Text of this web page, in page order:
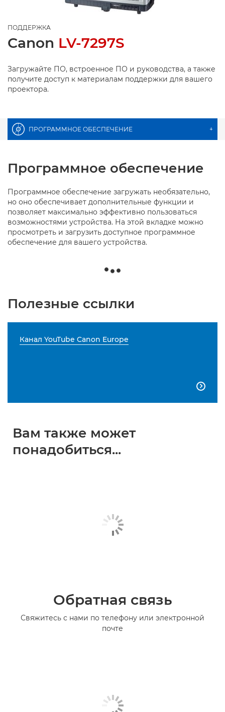
ПОДДЕРЖКА
Canon LV-7297S
Загружайте ПО, встроенное ПО и руководства, а также
получите доступ к материалам поддержки для вашего
проектора.
ПРОГРАММНОЕ ОБЕСПЕЧЕНИЕ +
Программное обеспечение
Программное обеспечение загружать необязательно,
но оно обеспечивает дополнительные функции и
позволяет максимально эффективно пользоваться
возможностями устройства. На этой вкладке можно
просмотреть и загрузить доступное программное
обеспечение для вашего устройства.
Полезные ссылки
Канал YouTube Canon Europe

Вам также может
понадобиться...
Обратная связь
Свяжитесь с нами по телефону или электронной
почте